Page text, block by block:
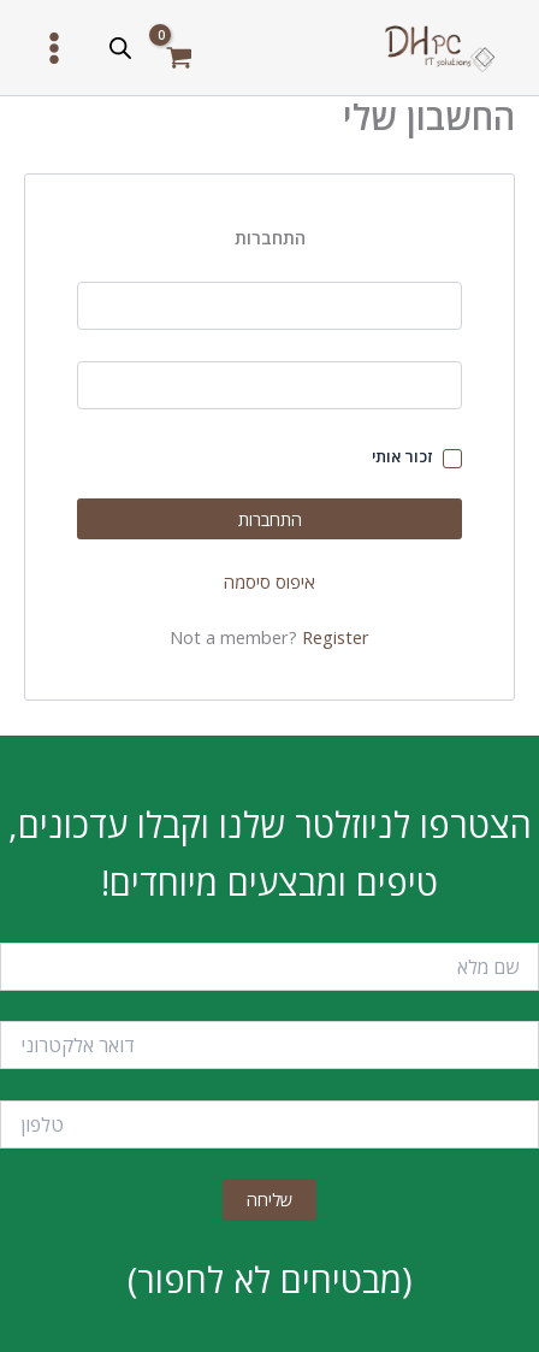
החשבון שלי
התחברות
זכור אותי
התחברות
איפוס סיסמה
Not a member? Register
הצטרפו לניוזלטר שלנו וקבלו עדכונים,
טיפים ומבצעים מיוחדים!
(מבטיחים לא לחפור)